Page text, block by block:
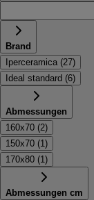
Brand
Iperceramica (27)
Ideal standard (6)
Abmessungen
160x70 (2)
150x70 (1 )
170x80 (1 )
Abmessungen cm